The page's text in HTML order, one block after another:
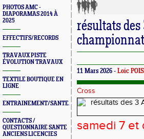
PHOTOS AMC -
DIAPORAMAS 2014 À
2025
EFFECTIFS/RECORDS
TRAVAUX PISTE
ÉVOLUTION TRAVAUX
TEXTILE BOUTIQUE EN
LIGNE
ENTRAINEMENT/SANTE/JURYS/FORMATIONS
CONTACTS /
QUESTIONNAIRE SANTE
ANCIENS LICENCIES
résultats
11 Mars 2026 - Loic
Cross
samedi 7 et